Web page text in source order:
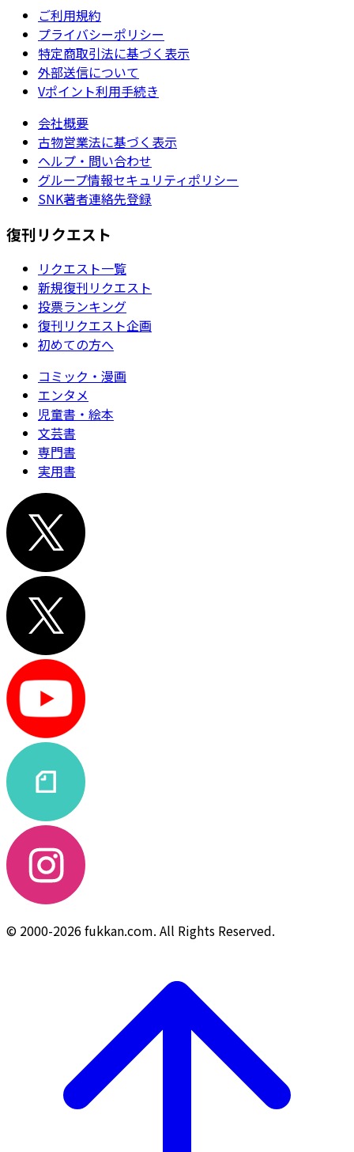
ご利用規約
プライバシーポリシー
特定商取引法に基づく表示
外部送信について
Vポイント利用手続き
会社概要
古物営業法に基づく表示
ヘルプ・問い合わせ
グループ情報セキュリティポリシー
SNK著者連絡先登録
復刊リクエスト
リクエスト一覧
新規復刊リクエスト
投票ランキング
復刊リクエスト企画
初めての方へ
コミック・漫画
エンタメ
児童書・絵本
文芸書
専門書
実用書
© 2000-2026 fukkan.com. All Rights Reserved.